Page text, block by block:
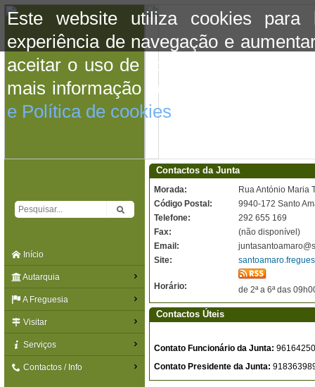
Este website utiliza cookies para
experiência de navegação e
aceitar o uso de cookies basta
mais informação consulte a
e Política de cookies
Início
Autarquia
A Freguesia
Visitar
Serviços
Contactos / Info
Contactos da Junta
Morada:
Rua António Maria
Código Postal:
9940-172 Santo
Telefone:
292 655 169
Fax:
(não disponível)
Email:
Site:
Horário: de 2ª a 6ª das
Contactos Úteis
Contato Funcionário da Junta:
Contato Presidente da Junta: